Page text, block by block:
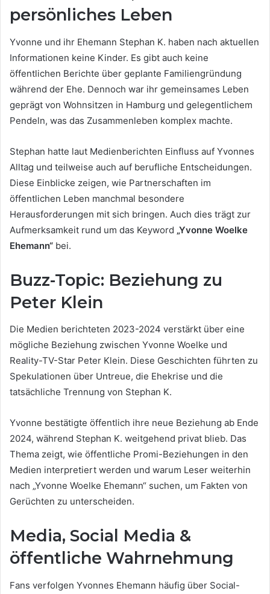
persönliches Leben
Yvonne und ihr Ehemann Stephan K. haben nach aktuellen
Informationen keine Kinder. Es gibt auch keine
öffentlichen Berichte über geplante Familiengründung
während der Ehe. Dennoch war ihr gemeinsames Leben
geprägt von Wohnsitzen in Hamburg und gelegentlichem
Pendeln, was das Zusammenleben komplex machte.
Stephan hatte laut Medienberichten Einfluss auf Yvonnes
Alltag und teilweise auch auf berufliche Entscheidungen.
Diese Einblicke zeigen, wie Partnerschaften im
öffentlichen Leben manchmal besondere
Herausforderungen mit sich bringen. Auch dies trägt zur
Aufmerksamkeit rund um das Keyword „Yvonne Woelke
Ehemann“ bei.
Buzz-Topic: Beziehung zu
Peter Klein
Die Medien berichteten 2023-2024 verstärkt über eine
mögliche Beziehung zwischen Yvonne Woelke und
Reality-TV-Star Peter Klein. Diese Geschichten führten zu
Spekulationen über Untreue, die Ehekrise und die
tatsächliche Trennung von Stephan K.
Yvonne bestätigte öffentlich ihre neue Beziehung ab Ende
2024, während Stephan K. weitgehend privat blieb. Das
Thema zeigt, wie öffentliche Promi-Beziehungen in den
Medien interpretiert werden und warum Leser weiterhin
nach „Yvonne Woelke Ehemann“ suchen, um Fakten von
Gerüchten zu unterscheiden.
Media, Social Media &
öffentliche Wahrnehmung
Fans verfolgen Yvonnes Ehemann häufig über Social-